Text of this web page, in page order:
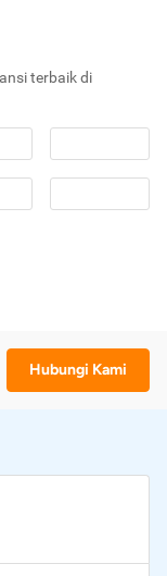
terbaik di
Hubungi Kami